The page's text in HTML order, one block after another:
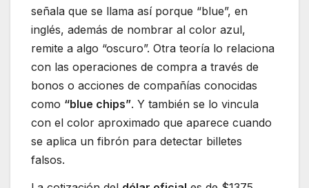
señala que se llama así porque “blue”, en
inglés, además de nombrar al color azul,
remite a algo “oscuro”. Otra teoría lo relaciona
con las operaciones de compra a través de
bonos o acciones de compañías conocidas
como “blue chips”. Y también se lo vincula
con el color aproximado que aparece cuando
se aplica un fibrón para detectar billetes
falsos.